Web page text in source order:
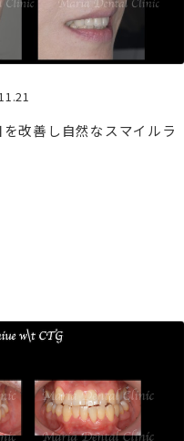
を改善し自然なスマイルラ